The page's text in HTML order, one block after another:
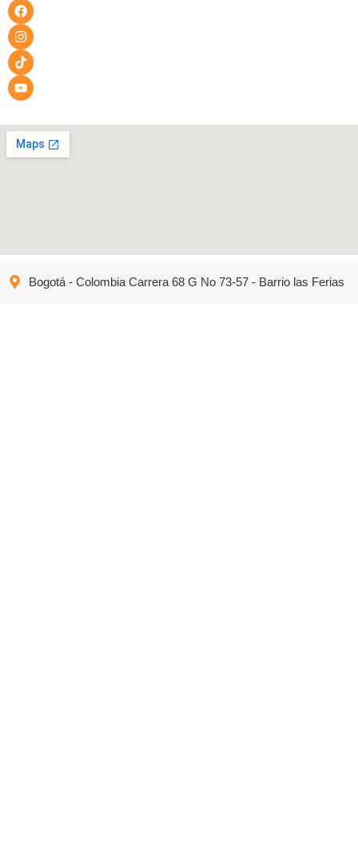
Bogotá - Colombia Carrera 68 G No 73-57 - Barrio las Ferias